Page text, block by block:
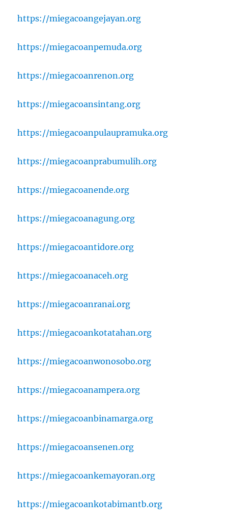
https://miegacoangejayan.org
https://miegacoanpemuda.org
https://miegacoanrenon.org
https://miegacoansintang.org
https://miegacoanpulaupramuka.org
https://miegacoanprabumulih.org
https://miegacoanende.org
https://miegacoanagung.org
https://miegacoantidore.org
https://miegacoanaceh.org
https://miegacoanranai.org
https://miegacoankotatahan.org
https://miegacoanwonosobo.org
https://miegacoanampera.org
https://miegacoanbinamarga.org
https://miegacoansenen.org
https://miegacoankemayoran.org
https://miegacoankotabimantb.org